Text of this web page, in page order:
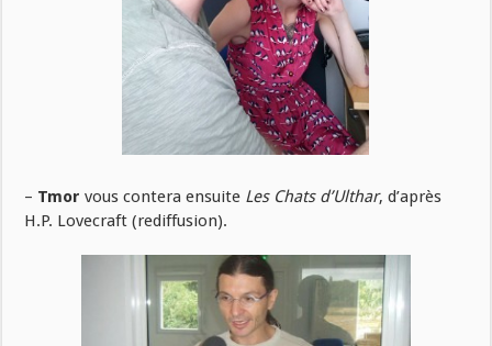
– Tmorvous contera ensuite Les Chats d’Ulthar, d’après
H.P. Lovecraft (rediffusion).